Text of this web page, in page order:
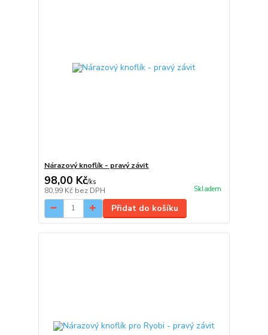
Nárazový knoflík - pravý závit
98,00 Kč/ks
80,99 Kč bez DPH Skladem
Přidat do košíku